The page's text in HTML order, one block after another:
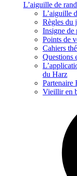
L’aiguille de
L’aiguille
Règles du
Insigne de
Points de
Cahiers
Questions
du Harz
Partenaire
Vieillir en